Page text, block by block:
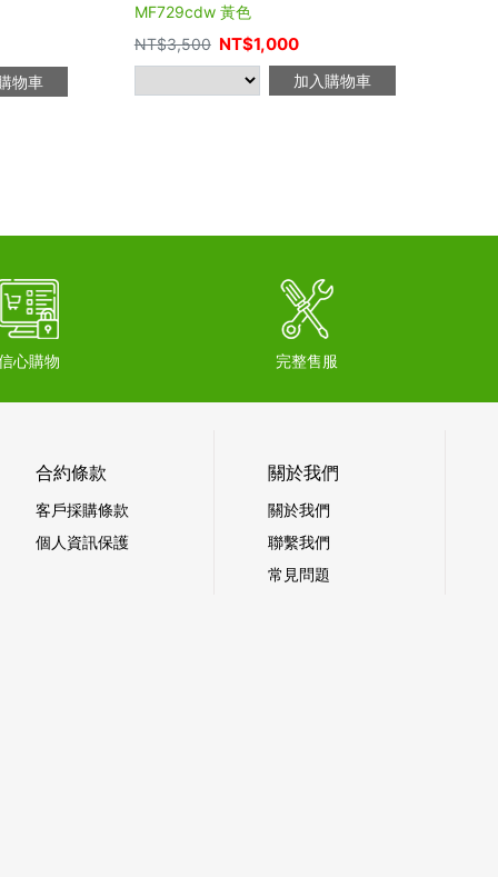
物車
MF729cdw 黃色
NT$3,500 NT$1,000
加入購物車
心購物 完整售服
合約條款
客戶採購條款
個人資訊保護
關於我們
關於我們
聯繫我們
常見問題